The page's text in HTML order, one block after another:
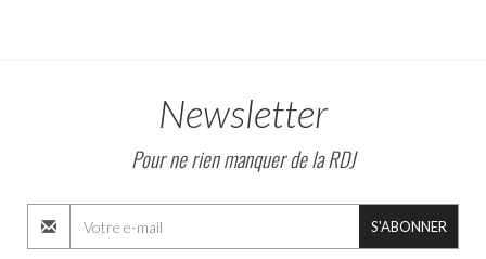
Newsletter
Pour ne rien manquer de la RDJ
S'ABONNER